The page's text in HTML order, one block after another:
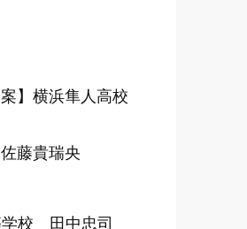
】横浜隼人高校
藤貴瑞央
校 田中忠司